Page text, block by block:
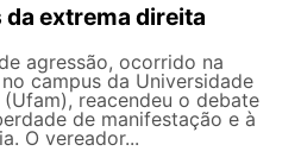
extrema direita
agressão, ocorrido na
campus da Universidade
reacendeu o debate
de manifestação e à
O vereador...